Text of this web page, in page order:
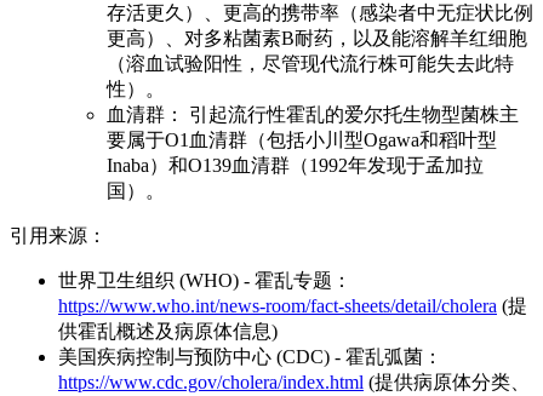
存活更久）、更高的携带率（感染者中无症状比例
更高）、对多粘菌素B耐药，以及能溶解羊红细胞
（溶血试验阳性，尽管现代流行株可能失去此特
性）。
血清群： 引起流行性霍乱的爱尔托生物型菌株主
要属于O1血清群（包括小川型Ogawa和稻叶型
Inaba）和O139血清群（1992年发现于孟加拉
国）。
引用来源：
世界卫生组织 (WHO) - 霍乱专题：
https://www.who.int/news-room/fact-sheets/detail/cholera (提
供霍乱概述及病原体信息)
美国疾病控制与预防中心 (CDC) - 霍乱弧菌：
https://www.cdc.gov/cholera/index.html (提供病原体分类、